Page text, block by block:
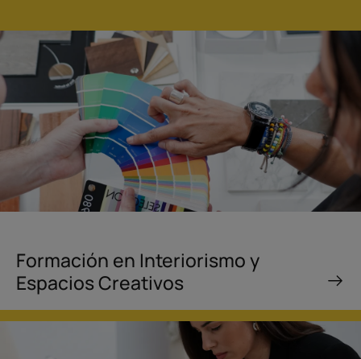
Formación en Interiorismo y
Espacios Creativos